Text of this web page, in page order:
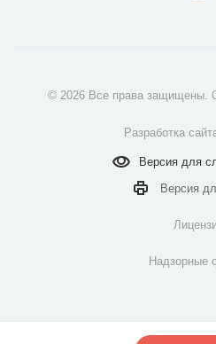
© 2026 Все права
Разработка
Версия для
Версия
Надзорные